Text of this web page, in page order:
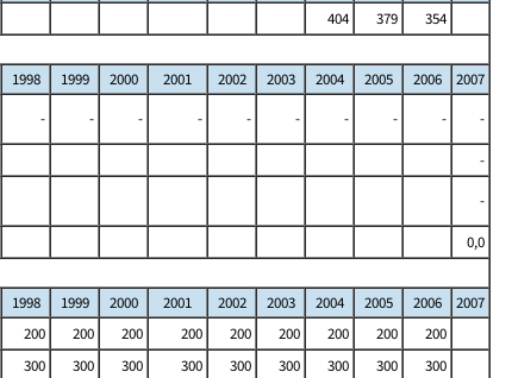
404 379
354
1998 1999 2000 2001 2002 2003 2004 2005 2006
2007
- - - - - - - - -
-
-
-
0,0
1998 1999 2000 2001 2002 2003 2004 2005 2006
2007
200 200 200 200 200 200 200 200
200
300 300 300 300 300 300 300 300
300